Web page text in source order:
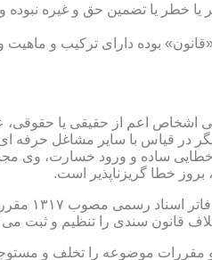
خطر یا تضمین حق و غیره نبوده
بوده دارای ترکیب و
اشخاص اعم از حقیقی یا حقوقی،
قیاس با سایر مشاغل حرفه ای
ساده و ورود خسارت، وی
خطا گریزناپذیر است.
مبحث
قانون سندی را تنظیم و